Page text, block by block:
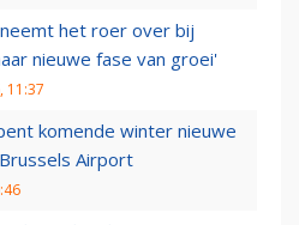
het roer over bij
nieuwe fase van groei'
11:37
komende winter nieuwe
Airport